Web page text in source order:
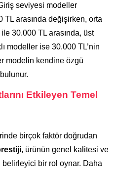
seviyesi modeller
arasında değişirken, orta
30.000 TL arasında, üst
modeller ise 30.000 TL’nin
modelin kendine özgü
Etkileyen Temel
birçok faktör doğrudan
, ürünün genel kalitesi ve
belirleyici bir rol oynar. Daha